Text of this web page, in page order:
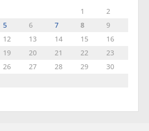
1
2
5 6 7 8
9
12 13 14 15
16
19 20 21 22
23
26 27 28 29
30